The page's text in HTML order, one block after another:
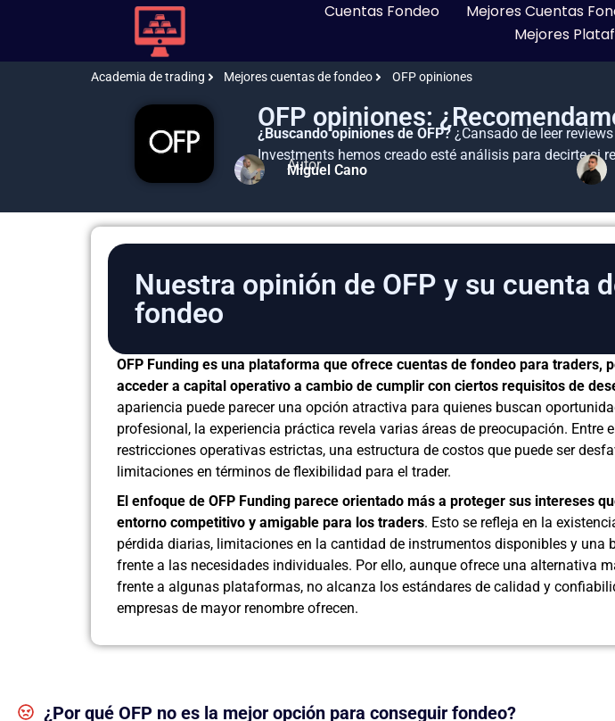
Cuentas Fondeo Mejores Cuentas
Mejores
Academia de trading Mejores cuentas de fondeo OFP opiniones
OFP opiniones:
¿Buscando opiniones de OFP? ¿Cansado de leer
Investments hemos creado esté análisis para decirte si
Autor
Miguel Cano
Nuestra opinión de OFP y su cuenta
fondeo
OFP Funding es una plataforma que ofrece cuentas de fondeo para traders,
acceder a capital operativo a cambio de cumplir con ciertos requisitos de
apariencia puede parecer una opción atractiva para quienes buscan
profesional, la experiencia práctica revela varias áreas de preocupación. Entre
restricciones operativas estrictas, una estructura de costos que puede ser
limitaciones en términos de flexibilidad para el trader.
El enfoque de OFP Funding parece orientado más a proteger sus intereses
entorno competitivo y amigable para los traders. Esto se refleja en la
pérdida diarias, limitaciones en la cantidad de instrumentos disponibles y una
frente a las necesidades individuales. Por ello, aunque ofrece una alternativa
frente a algunas plataformas, no alcanza los estándares de calidad y
empresas de mayor renombre ofrecen.
¿Por qué OFP no es la mejor opción para conseguir fondeo?